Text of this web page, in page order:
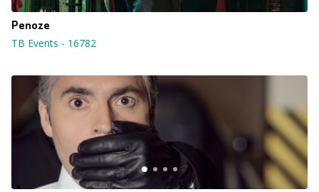
Penoze
TB Events - 16782